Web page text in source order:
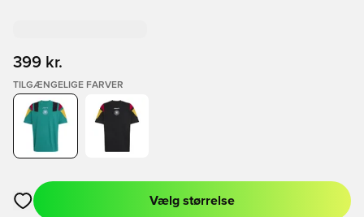
399 kr.
TILGÆNGELIGE FARVER
Åbner en Modal til at logge ind eller tilmelde dig som medlem
Vælg størrelse